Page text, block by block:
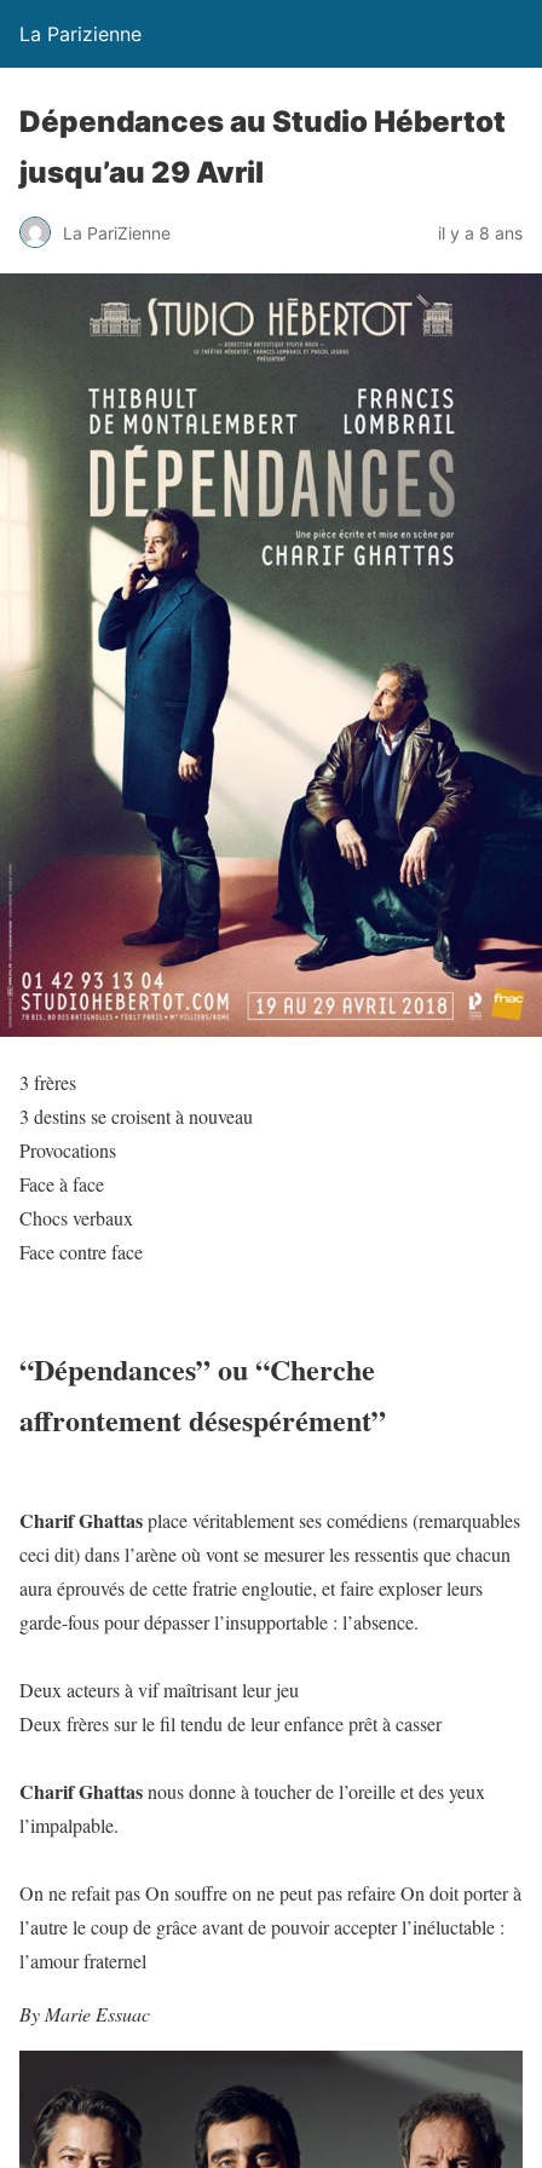
La Parizienne
Dépendances au Studio Hébertot
jusqu’au 29 Avril
La PariZienne il y a 8 ans
3 frères
3 destins se croisent à nouveau
Provocations
Face à face
Chocs verbaux
Face contre face
“Dépendances”ou “Cherche
affrontement désespérément”
Charif Ghattasplace véritablement ses comédiens (remarquables
ceci dit) dans l’arène où vont se mesurer les ressentis que chacun
aura éprouvés de cette fratrie engloutie, et faire exploser leurs
garde-fous pour dépasser l’insupportable : l’absence.
Deux acteurs à vif maîtrisant leur jeu
Deux frères sur le fil tendu de leur enfance prêt à casser
Charif Ghattasnous donne à toucher de l’oreille et des yeux
l’impalpable.
On ne refait pas On souffre on ne peut pas refaire On doit porter à
l’autre le coup de grâce avant de pouvoir accepter l’inéluctable :
l’amour fraternel
By Marie Essuac